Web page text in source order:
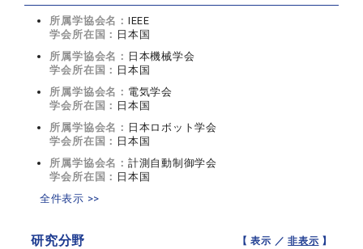
所属学協会名： IEEE
学会所在国： 日本国
所属学協会名： 日本機械学会
学会所在国： 日本国
所属学協会名： 電気学会
学会所在国： 日本国
所属学協会名： 日本ロボット学会
学会所在国： 日本国
所属学協会名： 計測自動制御学会
学会所在国： 日本国
全件表示 >>
研究分野 【 表示 ／非表示 】